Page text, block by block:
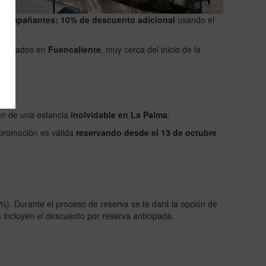
10% de descuento adicional usando el
en Fuencaliente, muy cerca del inicio de la
de una estancia inolvidable en La Palma.
es válida reservando desde el 13 de octubre
Durante el proceso de reserva se te dará la opción de
el descuento por reserva anticipada.